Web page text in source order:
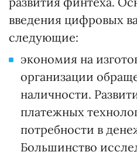
введения цифровых
следующие:
экономия на
организации
наличности.
платежных
потребности в
Большинство